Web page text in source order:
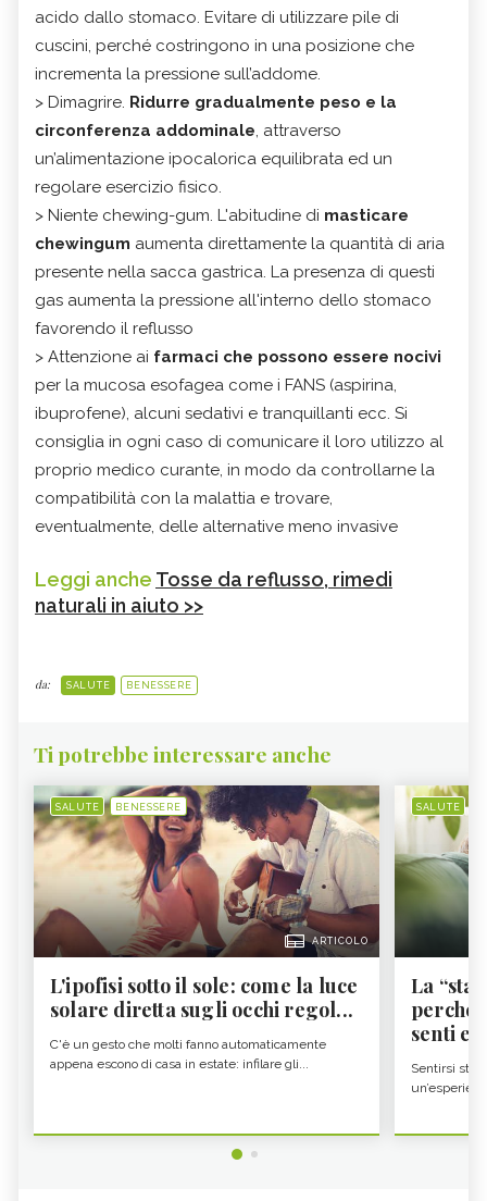
acido dallo stomaco. Evitare di utilizzare pile di
cuscini, perché costringono in una posizione che
incrementa la pressione sull’addome.
> Dimagrire. Ridurre gradualmente peso e la
circonferenza addominale, attraverso
un’alimentazione ipocalorica equilibrata ed un
regolare esercizio fisico.
> Niente chewing-gum. L'abitudine di masticare
chewingum aumenta direttamente la quantità di aria
presente nella sacca gastrica. La presenza di questi
gas aumenta la pressione all'interno dello stomaco
favorendo il reflusso
> Attenzione ai farmaci che possono essere nocivi
per la mucosa esofagea come i FANS (aspirina,
ibuprofene), alcuni sedativi e tranquillanti ecc. Si
consiglia in ogni caso di comunicare il loro utilizzo al
proprio medico curante, in modo da controllarne la
compatibilità con la malattia e trovare,
eventualmente, delle alternative meno invasive
Leggi anche Tosse da reflusso, rimedi
naturali in aiuto >>
da: SALUTE BENESSERE
Ti potrebbe interessare anche
SALUTE BENESSERE
ARTICOLO
L'ipofisi sotto il sole: come la luce
solare diretta sugli occhi regol...
C'è un gesto che molti fanno automaticamente
appena escono di casa in estate: infilare gli...
SALUTE
La
perché
senti
Sentirsi